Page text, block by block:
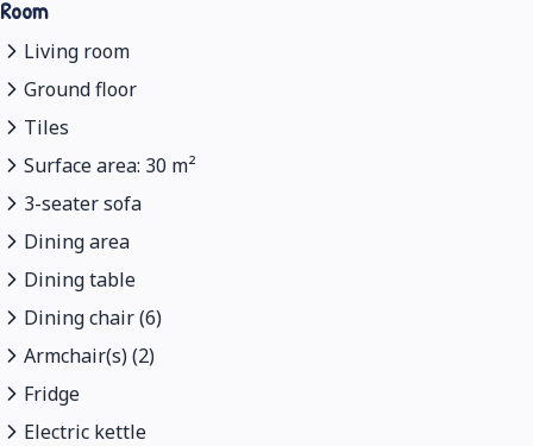
Room
Living room
Ground floor
Tiles
Surface area: 30 m²
3-seater sofa
Dining area
Dining table
Dining chair (6)
Armchair(s) (2)
Fridge
Electric kettle